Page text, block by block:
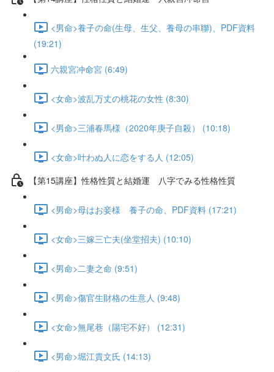
<男命>養子の命(生母、生父、養母の串聯)、PDF資料
(19:21)
六親宮冲命宮 (6:49)
<女命>波乱万丈の桃花の女性 (8:30)
<男命>三浦春馬様（2020年庚子自殺） (10:18)
<女命>叶わぬ人に恋をする人 (12:05)
【第15講座】性格性質と結婚運 八字でみる性格性質
<男命>母はお妾様 養子の命、PDF資料 (17:21)
<女命>三嫁三亡夫(坐堂招夫) (10:10)
<男命>二妻之命 (9:51)
<男命>傷官生財格の生意人 (9:48)
<女命>無尾巷（陽宅不好） (12:31)
<男命>堀江貴文氏 (14:13)